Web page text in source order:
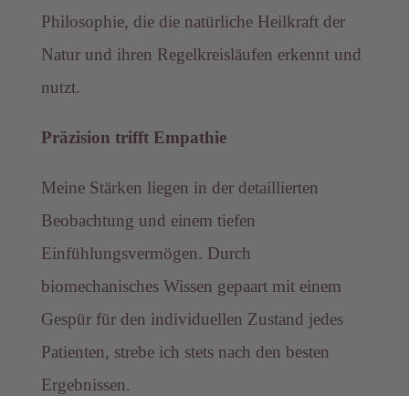
Philosophie, die die natürliche Heilkraft der
Natur und ihren Regelkreisläufen erkennt und
nutzt.
Präzision trifft Empathie
Meine Stärken liegen in der detaillierten
Beobachtung und einem tiefen
Einfühlungsvermögen. Durch
biomechanisches Wissen gepaart mit einem
Gespür für den individuellen Zustand jedes
Patienten, strebe ich stets nach den besten
Ergebnissen.